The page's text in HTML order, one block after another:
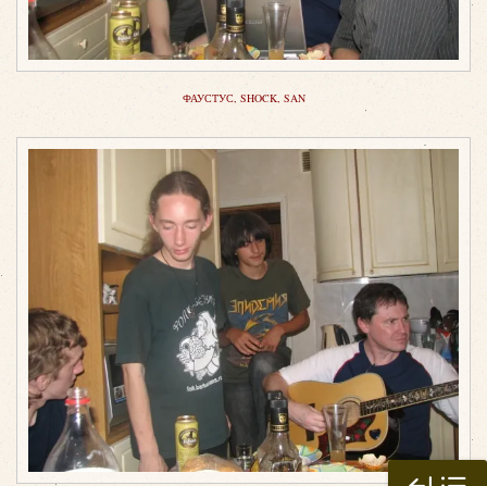
ФАУСТУС, SHOCK, SAN